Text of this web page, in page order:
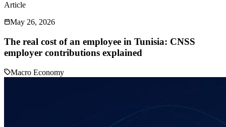
Article
May 26, 2026
The real cost of an employee in Tunisia: CNSS
employer contributions explained
Macro Economy